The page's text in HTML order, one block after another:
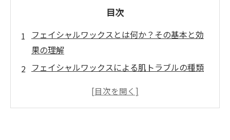
目次
フェイシャルワックスとは何か？その基本と効
果の理解
フェイシャルワックスによる肌トラブルの種類
施術前の準備で肌トラブルを防ぐポイント